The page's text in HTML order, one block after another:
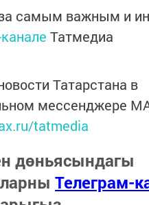
самым важным и
Татмедиа
Татарстана в
мессенджере
tatmedia
дөньясындагы
Телеграм-